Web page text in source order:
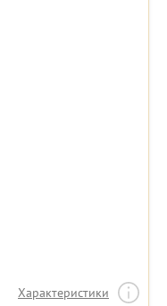
Характеристики